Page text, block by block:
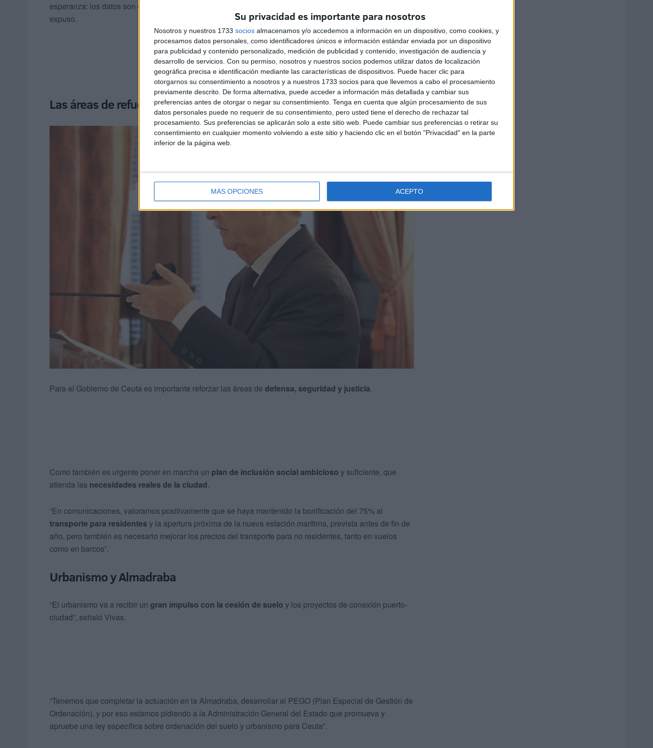
Su privacidad es importante para nosotros
Nosotros y nuestros 1733 socios almacenamos y/o accedemos a información en un dispositivo, como cookies, y
procesamos datos personales, como identificadores únicos e información estándar enviada por un dispositivo
para publicidad y contenido personalizado, medición de publicidad y contenido, investigación de audiencia y
desarrollo de servicios. Con su permiso, nosotros y nuestros socios podemos utilizar datos de localización
geográfica precisa e identificación mediante las características de dispositivos. Puede hacer clic para
otorgarnos su consentimiento a nosotros y a nuestros 1733 socios para que llevemos a cabo el procesamiento
previamente descrito. De forma alternativa, puede acceder a información más detallada y cambiar sus
preferencias antes de otorgar o negar su consentimiento. Tenga en cuenta que algún procesamiento de sus
datos personales puede no requerir de su consentimiento, pero usted tiene el derecho de rechazar tal
procesamiento. Sus preferencias se aplicarán solo a este sitio web. Puede cambiar sus preferencias o retirar su
consentimiento en cualquier momento volviendo a este sitio y haciendo clic en el botón "Privacidad" en la parte
inferior de la página web.
MÁS OPCIONES ACEPTO
esperanza: los datos son esperanzadores. No podemos caer en la resignación ni en el conformismo”,
expuso.
Las áreas de refuerzo y precios de transporte más baratos
Para el Gobierno de Ceuta es importante reforzar las áreas de defensa, seguridad y justicia.
Como también es urgente poner en marcha un plan de inclusión social ambicioso y suficiente, que
atienda las necesidades reales de la ciudad.
“En comunicaciones, valoramos positivamente que se haya mantenido la bonificación del 75% al
transporte para residentes y la apertura próxima de la nueva estación marítima, prevista antes de fin de
año, pero también es necesario mejorar los precios del transporte para no residentes, tanto en vuelos
como en barcos”.
Urbanismo y Almadraba
“El urbanismo va a recibir un gran impulso con la cesión de suelo y los proyectos de conexión puerto-
ciudad”, señaló Vivas.
“Tenemos que completar la actuación en la Almadraba, desarrollar el PEGO (Plan Especial de Gestión de
Ordenación), y por eso estamos pidiendo a la Administración General del Estado que promueva y
apruebe una ley específica sobre ordenación del suelo y urbanismo para Ceuta”.